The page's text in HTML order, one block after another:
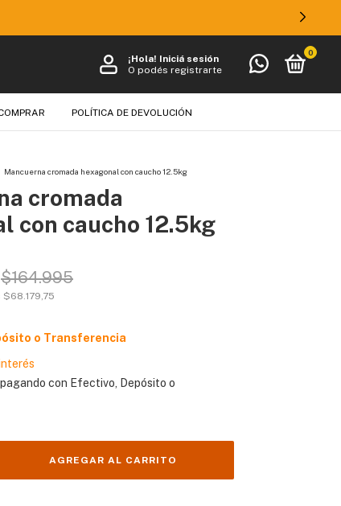
¡Hola! Iniciá sesión
O podés registrarte
0
POLÍTICA DE DEVOLUCIÓN
Mancuerna cromada hexagonal con caucho 12.5kg
cromada
con caucho 12.5kg
$164.995
$68.179,75
o Transferencia
pagando con Efectivo, Depósito o